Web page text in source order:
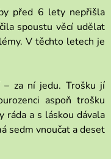
před 6 lety nepřišla
spoustu věcí udělat
V těchto letech je
za ní jedu. Trošku jí
aspoň trošku
ráda a s láskou dávala
sedm vnoučat a deset